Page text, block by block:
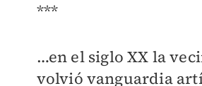
***
…en el siglo XX la
volvió vanguardia